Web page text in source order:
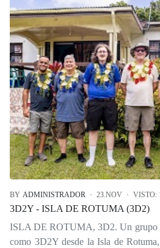
BY ADMINISTRADOR 23.NOV VISTO:
3D2Y - ISLA DE ROTUMA (3D2)
ISLA DE ROTUMA, 3D2. Un grupo
como 3D2Y desde la Isla de